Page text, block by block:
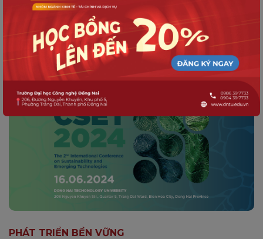
Tạp chí Khoa học và Công nghệ Đại
học Công nghệ Đồng Nai, Số
01(01)-2023
PHÁT TRIỂN BỀN VỮNG